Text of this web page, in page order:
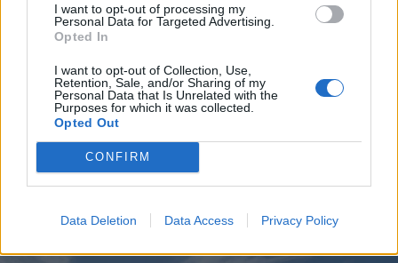
I want to opt-out of processing my
Personal Data for Targeted Advertising.
Opted In
I want to opt-out of Collection, Use,
Retention, Sale, and/or Sharing of my
Personal Data that Is Unrelated with the
Purposes for which it was collected.
Opted Out
CONFIRM
Data Deletion Data Access Privacy Policy
ALTRE NOTIZIE DI VERBANIA